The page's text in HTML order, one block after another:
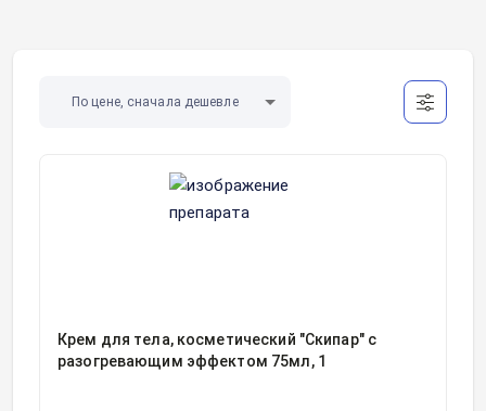
По цене, сначала дешевле
Крем для тела, косметический "Скипар" с
разогревающим эффектом 75мл, 1